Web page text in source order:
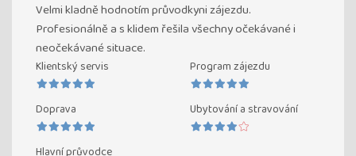
Velmi kladně hodnotím průvodkyni zájezdu.
Profesionálně a s klidem řešila všechny očekávané i
neočekávané situace.
Klientský servis Program zájezdu
Doprava Ubytování a stravování
Hlavní průvodce